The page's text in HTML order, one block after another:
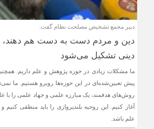
دبیر مجمع تشخیص مصلحت نظام گفت:
دین و مردم دست به‌ دست هم دهند،
دینی تشکیل می‌شود
ما مشکلات زیادی در حوزه پژوهش و علم داریم.
پیش تعیین‌شده‌ای در این حوزه‌ها روبرو هستیم. ما
روش‌های هدفمند، یک مبارزه علمی و جهاد علمی را‌‌‌‌‌‌‌‌‌‌‌‌‌‌‌‌‌‌‌‌‌‌‌‌‌‌‌‌‌‌ با
آغاز کنیم. این روحیه بلندپروازی را‌‌‌‌‌‌‌‌‌‌‌‌‌‌‌‌‌‌‌‌‌‌‌‌‌‌‌‌‌‌ باید منطقی کنیم
علم باشد.